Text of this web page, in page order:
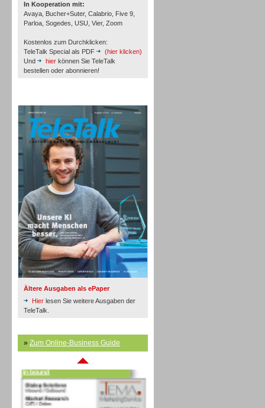
In Kooperation mit:
Avaya, Bucher+Suter, Calabrio, Five 9,
Parloa, Sogedes, USU, Vier, Zoom
Kostenlos zum Durchklicken:
TeleTalk Special als PDF
(hier klicken)
Und
hier können Sie TeleTalk
bestellen oder abonnieren!
Ältere Ausgaben als ePaper
Hier lesen Sie weitere Ausgaben der
TeleTalk.
» Zum Online-Business Guide
Inbound
Inbound